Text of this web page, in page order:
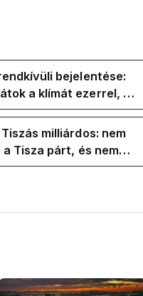
bejelentése:
a klímát ezerrel, a
vége az
milliárdos: nem
Tisza párt, és nem
Péter a